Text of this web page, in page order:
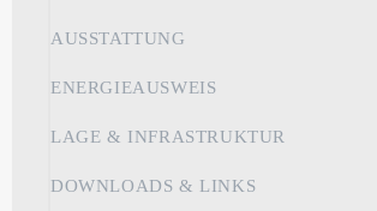
AUSSTATTUNG
ENERGIEAUSWEIS
LAGE & INFRASTRUKTUR
DOWNLOADS & LINKS